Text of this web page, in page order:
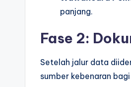
panjang.
Fase 2:
Setelah jalur data
sumber kebenaran